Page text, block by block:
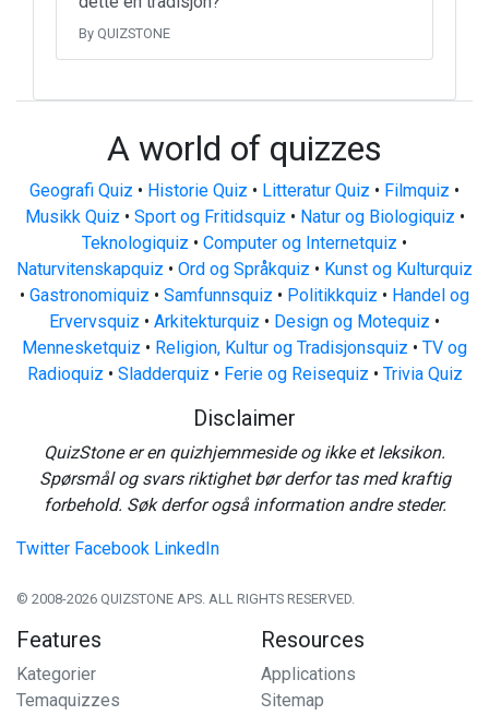
By QUIZSTONE
A world of quizzes
Geografi Quiz • Historie Quiz • Litteratur Quiz • Filmquiz •
Musikk Quiz • Sport og Fritidsquiz • Natur og Biologiquiz •
Teknologiquiz • Computer og Internetquiz •
Naturvitenskapquiz • Ord og Språkquiz • Kunst og Kulturquiz
• Gastronomiquiz • Samfunnsquiz • Politikkquiz • Handel og
Ervervsquiz • Arkitekturquiz • Design og Motequiz •
Mennesketquiz • Religion, Kultur og Tradisjonsquiz • TV og
Radioquiz • Sladderquiz • Ferie og Reisequiz • Trivia Quiz
Disclaimer
QuizStone er en quizhjemmeside og ikke et leksikon.
Spørsmål og svars riktighet bør derfor tas med kraftig
forbehold. Søk derfor også information andre steder.
Twitter Facebook LinkedIn
© 2008-2026 QUIZSTONE APS. ALL RIGHTS RESERVED.
Features
Kategorier
Temaquizzes
Resources
Applications
Sitemap